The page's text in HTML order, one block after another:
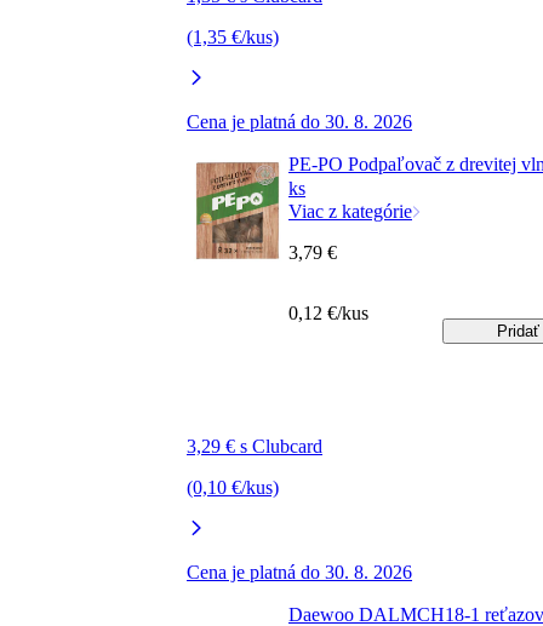
(1,35 €/kus)
Cena je platná do 30. 8. 2026
PE-PO Podpaľovač z drevitej
ks
Viac z kategórie
3,29 € s Clubcard
(0,10 €/kus)
Cena je platná do 30. 8. 2026
3,79 €
0,12 €/kus
Pridať
Daewoo DALMCH18-1